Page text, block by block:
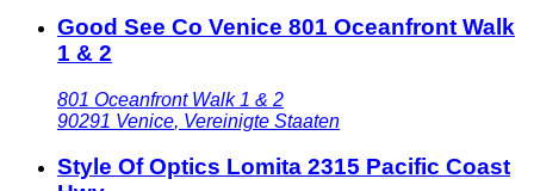
Good See Co Venice 801 Oceanfront Walk
1 & 2
801 Oceanfront Walk 1 & 2
90291 Venice, Vereinigte Staaten
Style Of Optics Lomita 2315 Pacific Coast